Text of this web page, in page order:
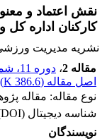
نقش اعتماد و
کارکنان اداره
نشریه مدیریت
مقاله 2
، دوره 11، شماره 4
اصل مقاله (386.6 K
)
نوع مقاله: مقاله
شناسه دیجیتال (DOI):
نویسندگان